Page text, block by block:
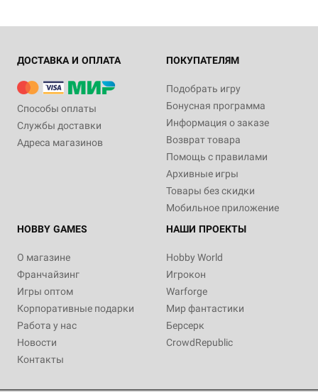
ДОСТАВКА И ОПЛАТА
Способы оплаты
Службы доставки
Адреса магазинов
ПОКУПАТЕЛЯМ
Подобрать игру
Бонусная программа
Информация о заказе
Возврат товара
Помощь с правилами
Архивные игры
Товары без скидки
Мобильное приложение
HOBBY GAMES
О магазине
Франчайзинг
Игры оптом
Корпоративные подарки
Работа у нас
Новости
Контакты
НАШИ ПРОЕКТЫ
Hobby World
Игрокон
Warforge
Мир фантастики
Берсерк
CrowdRepublic